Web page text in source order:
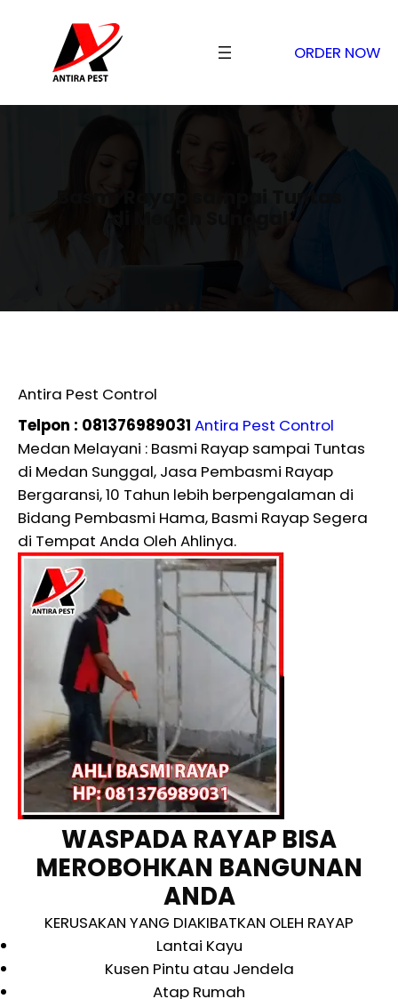
ORDER NOW
Basmi Rayap sampai Tuntas
Antira Pest Control
Telpon : 081376989031 Antira Pest Control
Medan Melayani : Basmi Rayap sampai Tuntas
di Medan Sunggal, Jasa Pembasmi Rayap
Bergaransi, 10 Tahun lebih berpengalaman di
Bidang Pembasmi Hama, Basmi Rayap Segera
di Tempat Anda Oleh Ahlinya.
WASPADA RAYAP BISA
MEROBOHKAN BANGUNAN
ANDA
KERUSAKAN YANG DIAKIBATKAN OLEH RAYAP
Lantai Kayu
Kusen Pintu atau Jendela
Atap Rumah